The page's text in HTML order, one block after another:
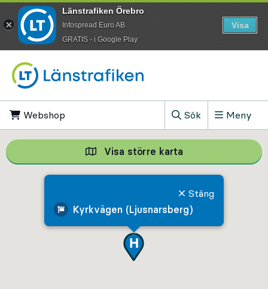
Webshop
Sök
, Visa sökfältet
Meny
Kyrkvägen (Ljusnarsberg)
Stäng
Visa större karta Visa större
Länstrafiken Örebro
Infospread Euro AB
​GRATIS - i Google Play
Visa